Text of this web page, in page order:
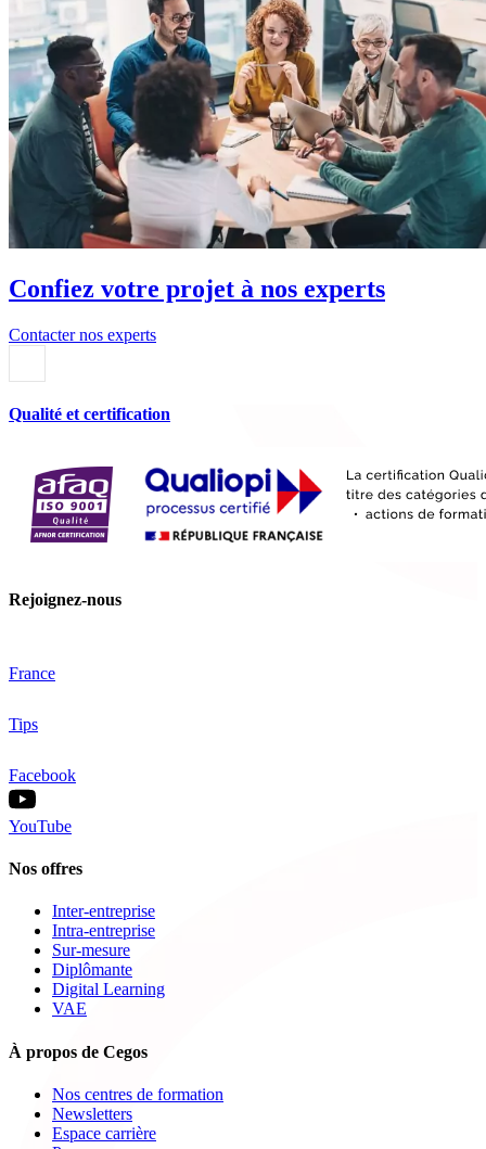
Confiez votre projet à nos experts
Contacter nos experts
Qualité et certification
Rejoignez-nous
France
Tips
Facebook
YouTube
Nos offres
Inter-entreprise
Intra-entreprise
Sur-mesure
Diplômante
Digital Learning
VAE
À propos de Cegos
Nos centres de formation
Newsletters
Espace carrière